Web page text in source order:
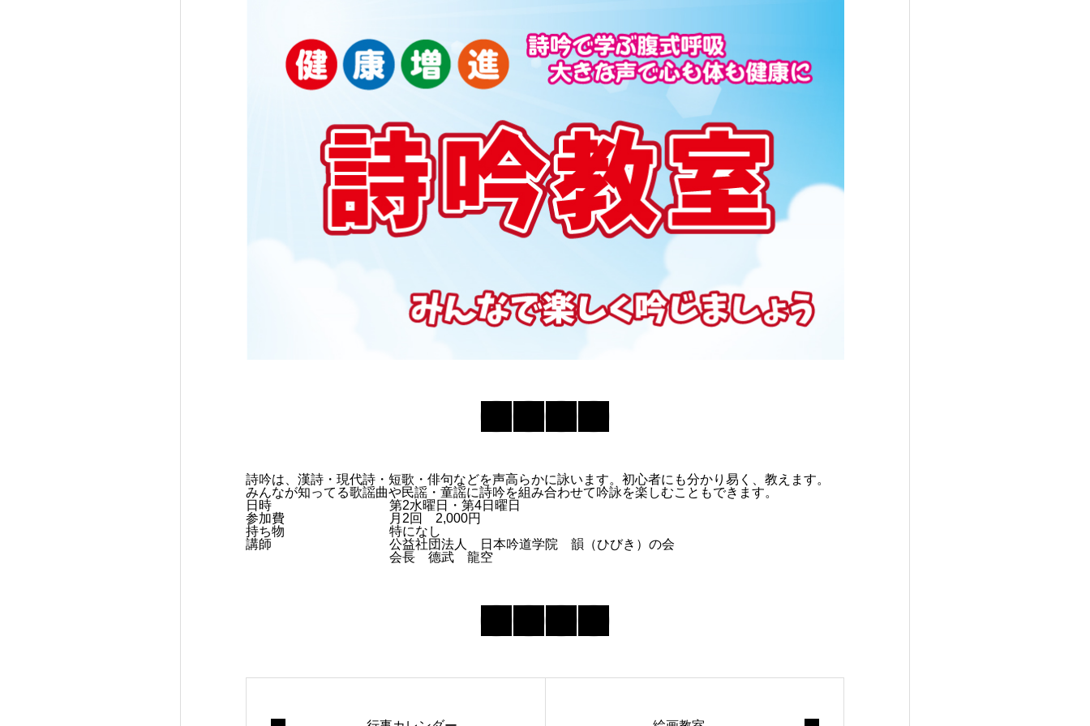
詩吟は、漢詩・現代詩・短歌・俳句などを声高らかに詠います。初心者にも分かり易く、教えます。
みんなが知ってる歌謡曲や民謡・童謡に詩吟を組み合わせて吟詠を楽しむこともできます。
日時
第2水曜日・第4日曜日
参加費
月2回 2,000円
持ち物
特になし
講師
公益社団法人 日本吟道学院 韻（ひびき）の会
会長 德武 龍空